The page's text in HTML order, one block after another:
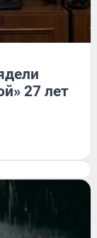
27 лет